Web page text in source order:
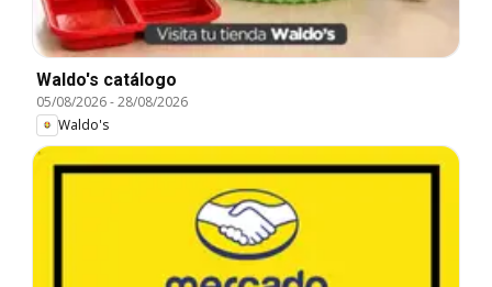
Waldo's catálogo
05/08/2026-28/08/2026
Waldo's